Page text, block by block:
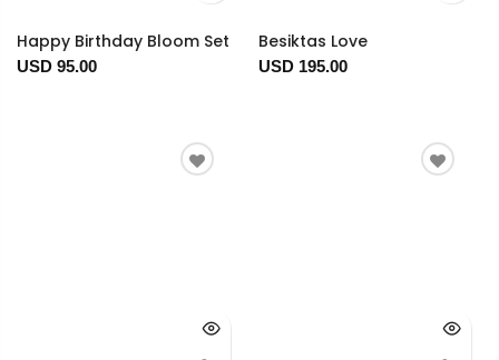
Happy Birthday Bloom Set
USD 95.00
Besiktas Love
USD 195.00